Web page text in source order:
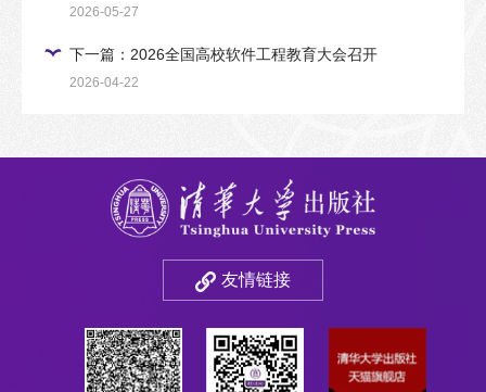
2026-05-27
下一篇：2026全国高校软件工程教育大会召开
2026-04-22
友情链接